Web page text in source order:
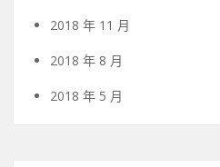
2018 年 11 月
2018 年 8 月
2018 年 5 月